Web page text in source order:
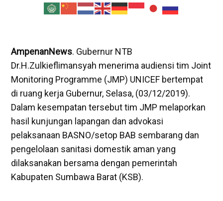
AmpenanNews. Gubernur NTB
Dr.H.Zulkieflimansyah menerima audiensi tim Joint
Monitoring Programme (JMP) UNICEF bertempat
di ruang kerja Gubernur, Selasa, (03/12/2019).
Dalam kesempatan tersebut tim JMP melaporkan
hasil kunjungan lapangan dan advokasi
pelaksanaan BASNO/setop BAB sembarang dan
pengelolaan sanitasi domestik aman yang
dilaksanakan bersama dengan pemerintah
Kabupaten Sumbawa Barat (KSB).